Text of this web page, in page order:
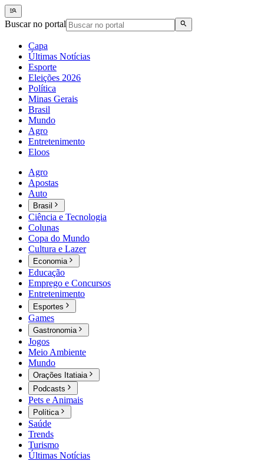
Buscar no portal
Capa
Últimas Notícias
Esporte
Eleições 2026
Política
Minas Gerais
Brasil
Mundo
Agro
Entretenimento
Eloos
Agro
Apostas
Auto
Brasil
Ciência e Tecnologia
Colunas
Copa do Mundo
Cultura e Lazer
Economia
Educação
Emprego e Concursos
Entretenimento
Esportes
Games
Gastronomia
Jogos
Meio Ambiente
Mundo
Orações Itatiaia
Podcasts
Pets e Animais
Política
Saúde
Trends
Turismo
Últimas Notícias